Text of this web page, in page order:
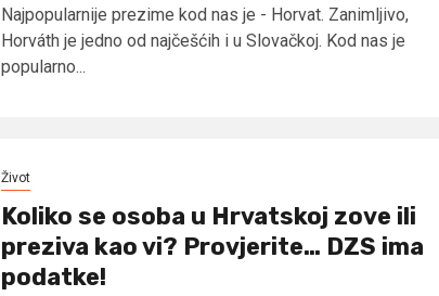
Najpopularnije prezime kod nas je - Horvat. Zanimljivo,
Horváth je jedno od najčešćih i u Slovačkoj. Kod nas je
popularno...
Život
Koliko se osoba u Hrvatskoj zove ili
preziva kao vi? Provjerite… DZS ima
podatke!